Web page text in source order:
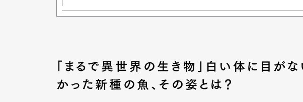
「まるで異世界の生き物」白い体に目
かった新種の魚、その姿とは？